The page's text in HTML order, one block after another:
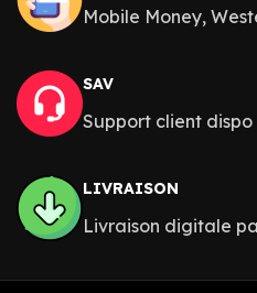
Mobile Money,
SAV
Support client
LIVRAISON
Livraison digitale